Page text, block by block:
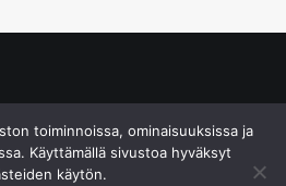
toiminnoissa, ominaisuuksissa ja
Käyttämällä sivustoa hyväksyt
käytön.